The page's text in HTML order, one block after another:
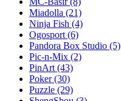
Miadolla (21)
Ninja Fish (4)
Ogosport (6)
Pandora Box Studio (5)
Pic-n-Mix (2)
PinArt (43)
Poker(30)
Puzzle (29)